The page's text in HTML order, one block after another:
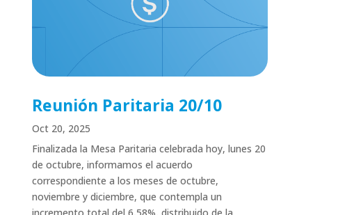
Reunión Paritaria 20/10
Oct 20, 2025
Finalizada la Mesa Paritaria celebrada hoy, lunes 20
de octubre, informamos el acuerdo
correspondiente a los meses de octubre,
noviembre y diciembre, que contempla un